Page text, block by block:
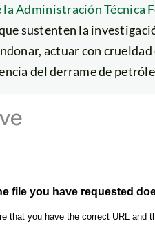
Administración Técnica
sustenten la
actuar con
del derrame de